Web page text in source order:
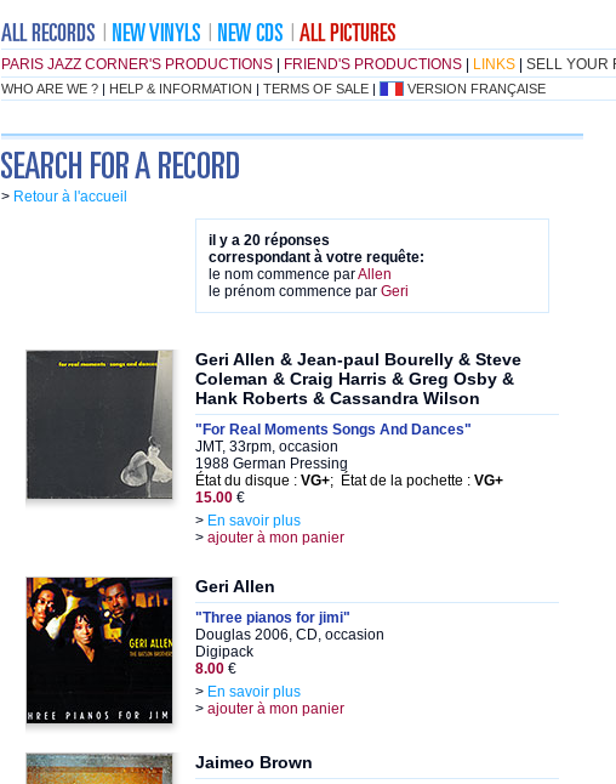
PARIS JAZZ CORNER'S PRODUCTIONS FRIEND'S PRODUCTIONS LINKS SELL YOUR
WHO ARE WE ? | HELP & INFORMATION | TERMS OF SALE | VERSION FRANÇAISE
> Retour à l'accueil
il y a 20 réponses
correspondant à votre requête:
le nom commence parAllen
le prénom commence par Geri
Geri Allen & Jean-paul Bourelly & Steve
Coleman & Craig Harris & Greg Osby &
Hank Roberts & Cassandra Wilson
"For Real Moments Songs And Dances"
JMT, 33rpm, occasion
1988 German Pressing
État du disque : VG+; État de la pochette : VG+
15.00 €
> En savoir plus
> ajouter à mon panier
Geri Allen
"Three pianos for jimi"
Douglas 2006, CD, occasion
Digipack
8.00 €
> En savoir plus
> ajouter à mon panier
Jaimeo Brown